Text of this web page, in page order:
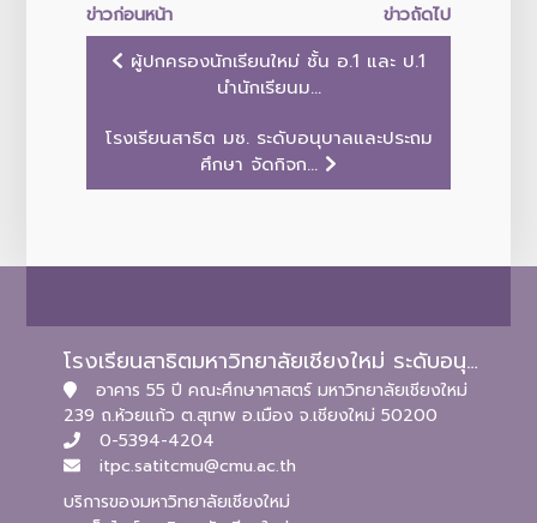
ข่าวก่อนหน้า
ข่าวถัดไป
ผู้ปกครองนักเรียนใหม่ ชั้น อ.1 และ ป.1
นำนักเรียนม...
โรงเรียนสาธิต มช. ระดับอนุบาลและประถม
ศึกษา จัดกิจก...
โรงเรียนสาธิตมหาวิทยาลัยเชียงใหม่ ระดับอนุบาลและประถมศึกษา
อาคาร 55 ปี คณะศึกษาศาสตร์ มหาวิทยาลัยเชียงใหม่
239 ถ.ห้วยแก้ว ต.สุเทพ อ.เมือง จ.เชียงใหม่ 50200
0-5394-4204
itpc.satitcmu@cmu.ac.th
บริการของมหาวิทยาลัยเชียงใหม่